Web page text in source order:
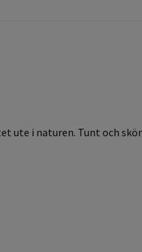
ute i naturen. Tunt och